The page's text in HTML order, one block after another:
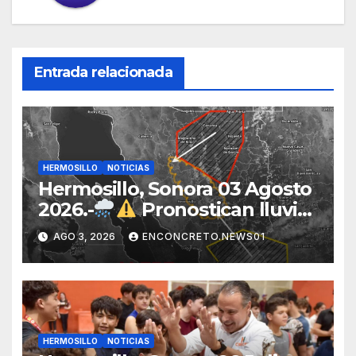
Entrada relacionada
HERMOSILLO NOTICIAS
Hermosillo, Sonora 03 Agosto
2026.-
Pronostican lluvias
para Hermosillo esta noche;
norte de Sonora registra
mayor potencial de
tormentas
AGO 3, 2026 ENCONCRETO.NEWS01
HERMOSILLO NOTICIAS